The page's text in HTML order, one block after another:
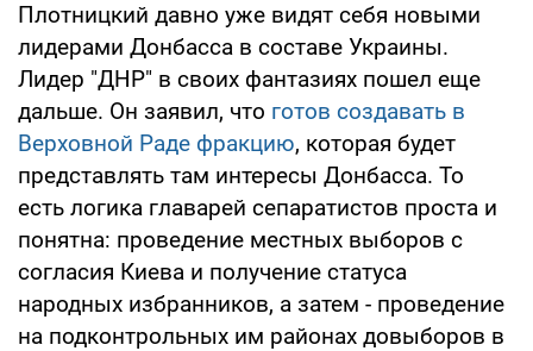
Плотницкий давно уже видят себя новыми
лидерами Донбасса в составе Украины.
Лидер "ДНР" в своих фантазиях пошел еще
дальше. Он заявил, что готов создавать в
Верховной Раде фракцию, которая будет
представлять там интересы Донбасса. То
есть логика главарей сепаратистов проста и
понятна: проведение местных выборов с
согласия Киева и получение статуса
народных избранников, а затем - проведение
на подконтрольных им районах довыборов в